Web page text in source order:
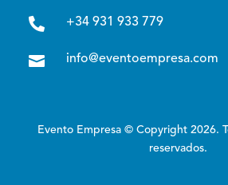
 +34 931 933 779
 info@eventoempresa.com
Evento Empresa © Copyright 2026.
reservados.